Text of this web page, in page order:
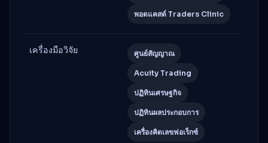
พอดแคสต์ Traders Clinic
เครื่องมือวิจัย ศูนย์สัญญาณ
Acuity Trading
ปฏิทินเศรษฐกิจ
ปฏิทินผลประกอบการ
เครื่องคิดเลขฟอเร็กซ์